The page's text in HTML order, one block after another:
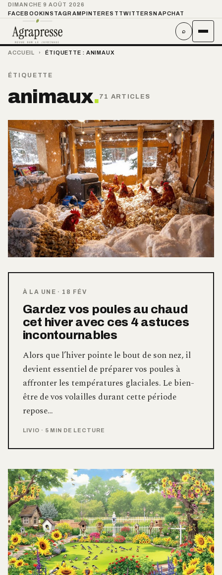
DIMANCHE 9 AOÛT 2026
FACEBOOKINSTAGRAMPINTEREST TWITTER SNAPCHAT
⌕
ACCUEIL › ÉTIQUETTE : ANIMAUX
ÉTIQUETTE
animaux.71 ARTICLES
À LA UNE · 18 FÉV
Gardez vos poules au chaud
cet hiver avec ces 4 astuces
incontournables
Alors que l’hiver pointe le bout de son nez, il
devient essentiel de préparer vos poules à
affronter les températures glaciales. Le bien-
être de vos volailles durant cette période
repose…
LIVIO · 5 MIN DE LECTURE